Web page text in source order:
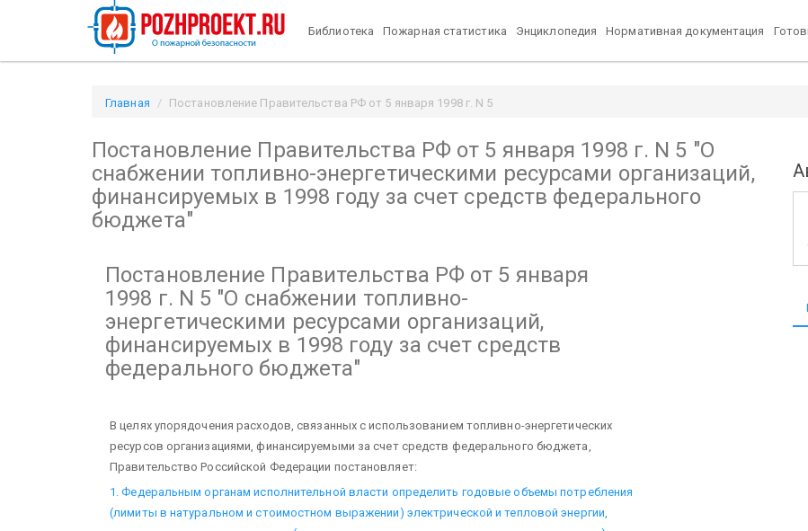
Библиотека Пожарная статистика Энциклопедия Нормативная документация
Главная
Постановление Правительства РФ от 5 января 1998 г. N 5
Постановление Правительства РФ от 5 января 1998 г. N 5 "О
снабжении топливно-энергетическими ресурсами организаций,
финансируемых в 1998 году за счет средств федерального
бюджета"
Постановление Правительства РФ от 5 января
1998 г. N 5 "О снабжении топливно-
энергетическими ресурсами организаций,
финансируемых в 1998 году за счет средств
федерального бюджета"
В целях упорядочения расходов, связанных с использованием топливно-энергетических
ресурсов организациями, финансируемыми за счет средств федерального бюджета,
Правительство Российской Федерации постановляет:
1. Федеральным органам исполнительной власти определить годовые объемы потребления
(лимиты в натуральном и стоимостном выражении) электрической и тепловой энергии,